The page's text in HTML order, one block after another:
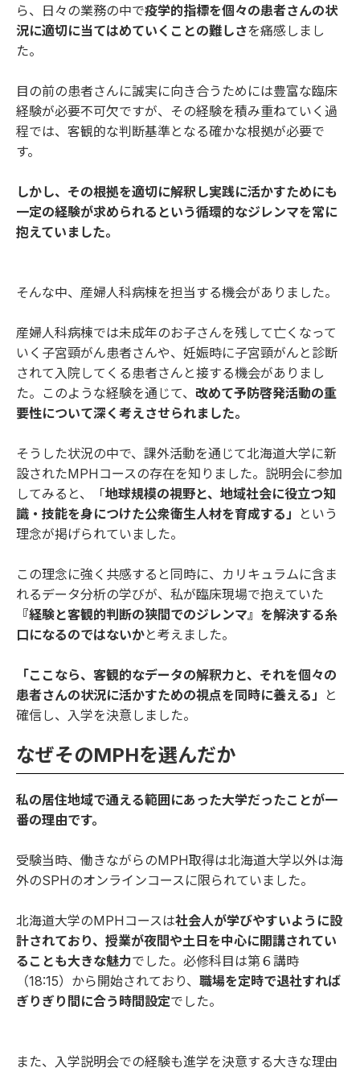
ら、日々の業務の中で疫学的指標を個々の患者さんの状
況に適切に当てはめていくことの難しさを痛感しまし
た。
目の前の患者さんに誠実に向き合うためには豊富な臨床
経験が必要不可欠ですが、その経験を積み重ねていく過
程では、客観的な判断基準となる確かな根拠が必要で
す。
しかし、その根拠を適切に解釈し実践に活かすためにも
一定の経験が求められるという循環的なジレンマを常に
抱えていました。
そんな中、産婦人科病棟を担当する機会がありました。
産婦人科病棟では未成年のお子さんを残して亡くなって
いく子宮頸がん患者さんや、妊娠時に子宮頸がんと診断
されて入院してくる患者さんと接する機会がありまし
た。このような経験を通じて、 改めて予防啓発活動の重
要性について深く考えさせられました。
そうした状況の中で、課外活動を通じて北海道大学に新
設されたMPHコースの存在を知りました。説明会に参加
してみると、「地球規模の視野と、地域社会に役立つ知
識・技能を身につけた公衆衛生人材を育成する」
という
理念が掲げられていました。
この理念に強く共感すると同時に、カリキュラムに含ま
れるデータ分析の学びが、私が臨床現場で抱えていた
『経験と客観的判断の狭間でのジレンマ』を解決する糸
口になるのではないかと考えました。
「ここなら、客観的なデータの解釈力と、それを個々の
患者さんの状況に活かすための視点を同時に養える」
と
確信し、入学を決意しました。
なぜそのMPHを選んだか
私の居住地域で通える範囲にあった大学だったことが一
番の理由です。
受験当時、働きながらのMPH取得は北海道大学以外は海
外のSPHのオンラインコースに限られていました。
北海道大学のMPHコースは社会人が学びやすいように設
計されており、授業が夜間や土日を中心に開講されてい
ることも大きな魅力でした。必修科目は第６講時
（18:15）から開始されており、 職場を定時で退社すれば
ぎりぎり間に合う時間設定でした。
また、入学説明会での経験も進学を決意する大きな理由